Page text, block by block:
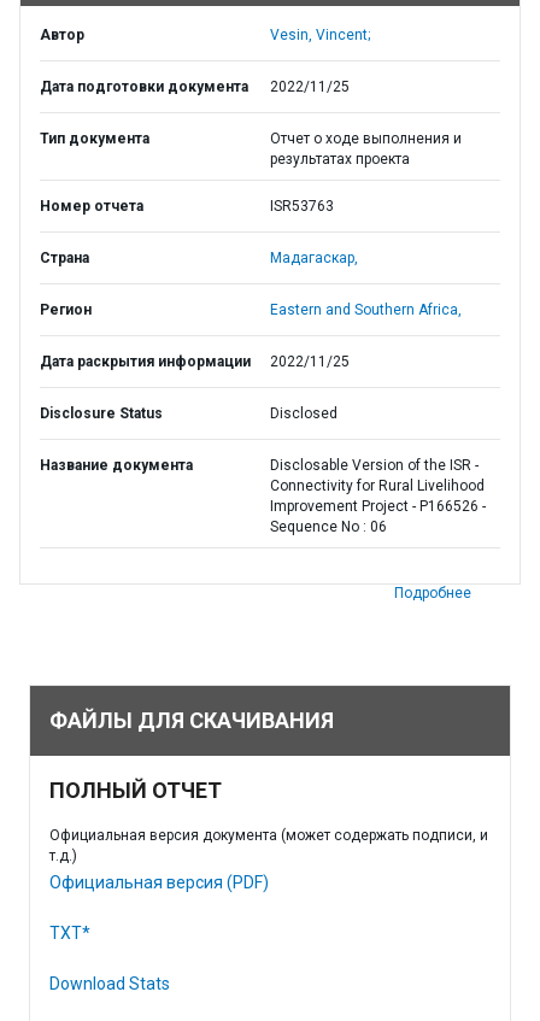
Автор Vesin, Vincent;
Дата подготовки документа 2022/11/25
Тип документа
Отчет о ходе выполнения и
результатах проекта
Номер отчета ISR53763
Страна Мадагаскар,
Регион Eastern and Southern Africa,
Дата раскрытия информации 2022/11/25
Disclosure Status Disclosed
Название документа
Disclosable Version of the ISR -
Connectivity for Rural Livelihood
Improvement Project - P166526 -
Sequence No : 06
Подробнее
ФАЙЛЫ ДЛЯ СКАЧИВАНИЯ
ПОЛНЫЙ ОТЧЕТ
Официальная версия документа (может содержать подписи, и
т.д.)
Официальная версия (PDF)
TXT*
Download Stats